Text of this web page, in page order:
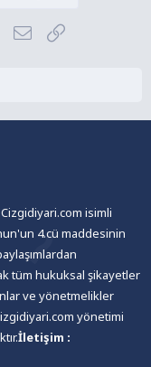
WhatsApp
E-posta
isimli
4.cü maddesinin
tüm hukuksal şikayetler
ve yönetmelikler
yönetimi
İletişim :